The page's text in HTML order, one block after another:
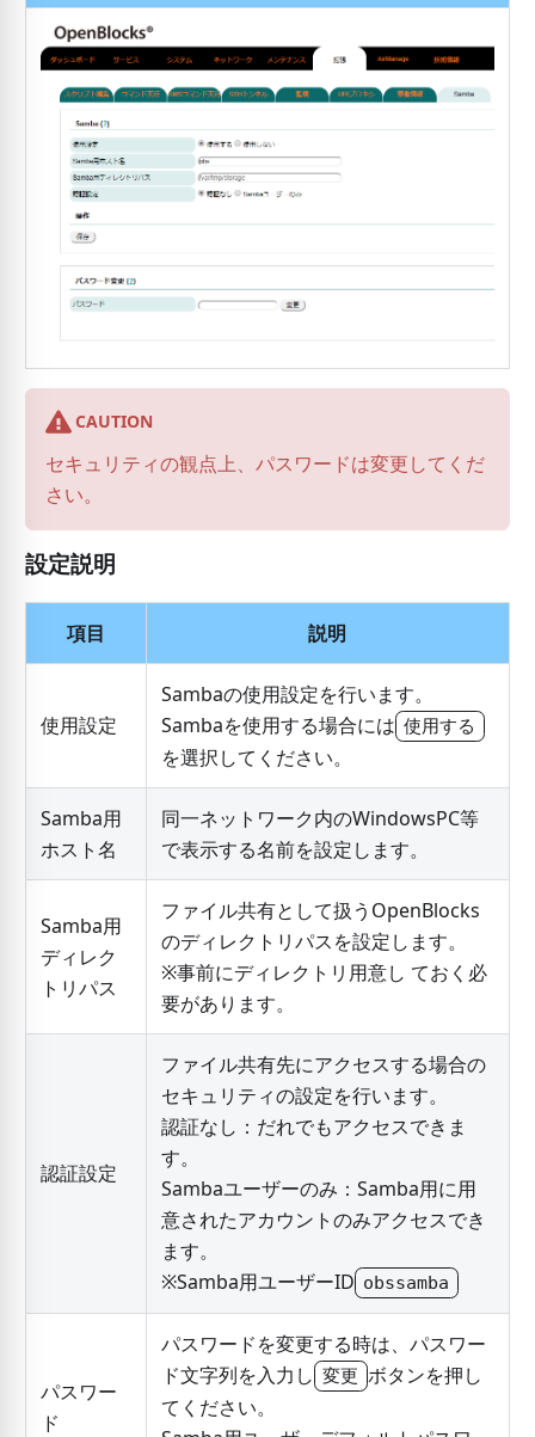
CAUTION
セキュリティの観点上、パスワードは変更してくだ
さい。
設定説明
項目 説明
使用設定
Sambaの使用設定を行います。
Sambaを使用する場合には 使用する
を選択してください。
Samba用
ホスト名
同一ネットワーク内のWindowsPC等
で表示する名前を設定します。
Samba用
ディレク
トリパス
ファイル共有として扱うOpenBlocks
のディレクトリパスを設定します。
※事前にディレクトリ用意し ておく必
要があります。
認証設定
ファイル共有先にアクセスする場合の
セキュリティの設定を行います。
認証なし：だれでもアクセスできま
す。
Sambaユーザーのみ：Samba用に用
意されたアカウントのみアクセスでき
ます。
※Samba用ユーザーID obssamba
パスワー
ド
パスワードを変更する時は、パスワー
ド文字列を入力し 変更 ボタンを押し
てください。